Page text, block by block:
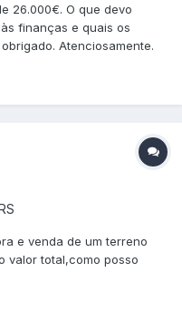
26.000€. O que devo
finanças e quais os
Atenciosamente.
e venda de um terreno
valor total,como posso